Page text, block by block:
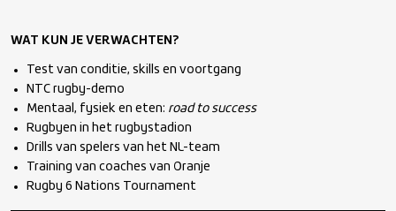
WAT KUN JE VERWACHTEN?
Test van conditie, skills en voortgang
NTC rugby-demo
Mentaal, fysiek en eten: road to success
Rugbyen in het rugbystadion
Drills van spelers van het NL-team
Training van coaches van Oranje
Rugby 6 Nations Tournament